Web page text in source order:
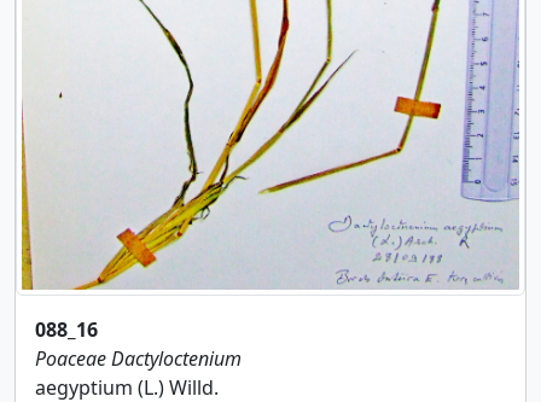
088_16
PoaceaeDactyloctenium
aegyptium (L.) Willd.